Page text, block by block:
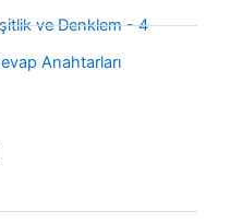
ve Denklem - 4
Anahtarları